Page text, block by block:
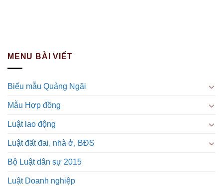
MENU BÀI VIẾT
Biểu mẫu Quảng Ngãi
Mẫu Hợp đồng
Luật lao động
Luật đất đai, nhà ở, BĐS
Bộ Luật dân sự 2015
Luật Doanh nghiệp